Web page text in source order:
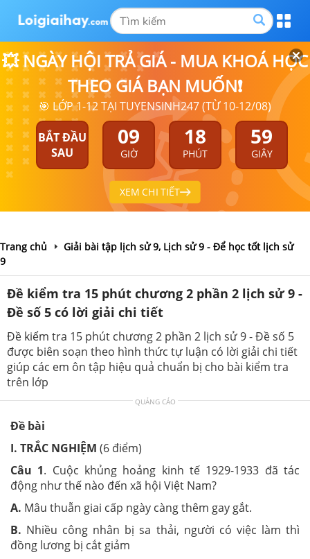
💥 NGÀY HỘI TRẢ GIÁ - MUA KHOÁ HỌC
THEO GIÁ BẠN MUỐN❗
🎯 LỚP 1-12 TẠI TUYENSINH247 (TỪ 10-12/08)
BẮT ĐẦU
SAU
09
GIỜ
18
PHÚT
59
GIÂY
XEM CHI TIẾT
Trang chủ
Giải bài tập lịch sử 9, Lịch sử 9 - Để học tốt lịch sử
9
Đề kiểm tra 15 phút chương 2 phần 2 lịch sử 9 -
Đề số 5 có lời giải chi tiết
Đề kiểm tra 15 phút chương 2 phần 2 lịch sử 9 - Đề số 5
được biên soạn theo hình thức tự luận có lời giải chi tiết
giúp các em ôn tập hiệu quả chuẩn bị cho bài kiểm tra
trên lớp
QUẢNG CÁO
Đề bài
I. TRẮC NGHIỆM (6 điểm)
Câu 1. Cuộc khủng hoảng kinh tế 1929-1933 đã tác
động như thế nào đến xã hội Việt Nam?
A. Mâu thuẫn giai cấp ngày càng thêm gay gắt.
B. Nhiều công nhân bị sa thải, người có việc làm thì
đồng lương bị cắt giảm